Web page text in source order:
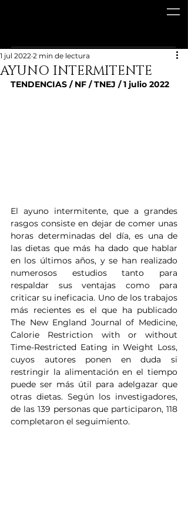
AYUNO INTERMITENTE
1 jul 2022 2 min de lectura
TENDENCIAS / NF / TNEJ / 1 julio 2022
El ayuno intermitente, que a grandes
rasgos consiste en dejar de comer unas
horas determinadas del día, es una de
las dietas que más ha dado que hablar
en los últimos años, y se han realizado
numerosos estudios tanto para
respaldar sus ventajas como para
criticar su ineficacia. Uno de los trabajos
más recientes es el que ha publicado
The New England Journal of Medicine,
Calorie Restriction with or without
Time-Restricted Eating in Weight Loss,
cuyos autores ponen en duda si
restringir la alimentación en el tiempo
puede ser más útil para adelgazar que
otras dietas. Según los investigadores,
de las 139 personas que participaron, 118
completaron el seguimiento.